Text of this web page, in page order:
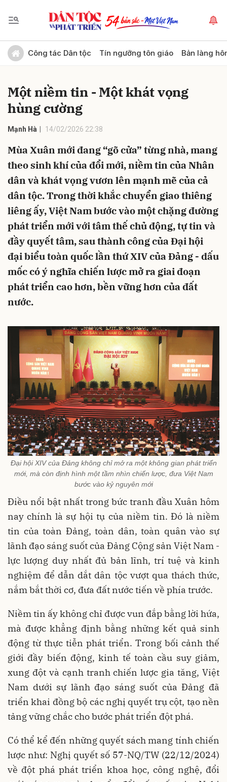
Công tác Dân tộc Tín ngưỡng tôn giáo Bản làng
Một niềm tin - Một khát vọng
hùng cường
Mạnh Hà 14/02/2026 22:38
Mùa Xuân mới đang “gõ cửa” từng nhà, mang
theo sinh khí của đổi mới, niềm tin của Nhân
dân và khát vọng vươn lên mạnh mẽ của cả
dân tộc. Trong thời khắc chuyển giao thiêng
liêng ấy, Việt Nam bước vào một chặng đường
phát triển mới với tâm thế chủ động, tự tin và
đầy quyết tâm, sau thành công của Đại hội
đại biểu toàn quốc lần thứ XIV của Đảng - dấu
mốc có ý nghĩa chiến lược mở ra giai đoạn
phát triển cao hơn, bền vững hơn của đất
nước.
Đại hội XIV của Đảng không chỉ mở ra một không gian phát triển
mới, mà còn định hình một tầm nhìn chiến lược, đưa Việt Nam
bước vào kỷ nguyên mới
Điều nổi bật nhất trong bức tranh đầu Xuân hôm
nay chính là sự hội tụ của niềm tin. Đó là niềm
tin của toàn Đảng, toàn dân, toàn quân vào sự
lãnh đạo sáng suốt của Đảng Cộng sản Việt Nam -
lực lượng duy nhất đủ bản lĩnh, trí tuệ và kinh
nghiệm để dẫn dắt dân tộc vượt qua thách thức,
nắm bắt thời cơ, đưa đất nước tiến về phía trước.
Niềm tin ấy không chỉ được vun đắp bằng lời hứa,
mà được khẳng định bằng những kết quả sinh
động từ thực tiễn phát triển. Trong bối cảnh thế
giới đầy biến động, kinh tế toàn cầu suy giảm,
xung đột và cạnh tranh chiến lược gia tăng, Việt
Nam dưới sự lãnh đạo sáng suốt của Đảng đã
triển khai đồng bộ các nghị quyết trụ cột, tạo nền
tảng vững chắc cho bước phát triển đột phá.
Có thể kể đến những quyết sách mang tính chiến
lược như: Nghị quyết số 57-NQ/TW (22/12/2024)
về đột phá phát triển khoa học, công nghệ, đổi
Gửi bình luận
Hủy Gửi